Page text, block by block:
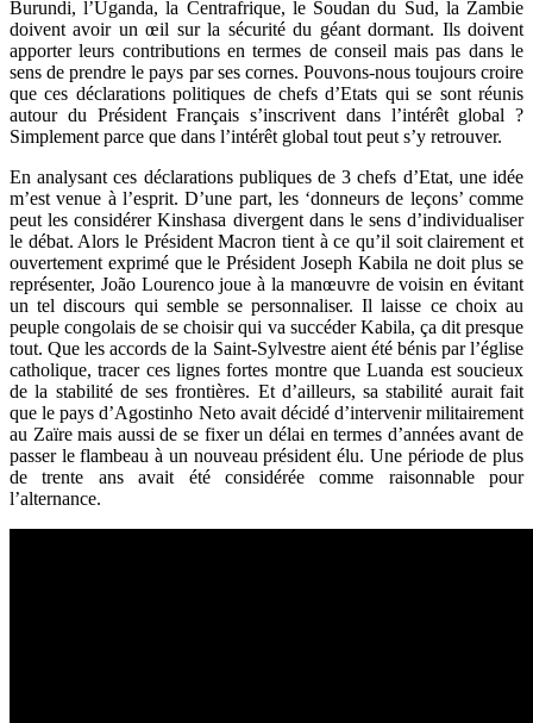
Burundi, l’Uganda, la Centrafrique, le Soudan du Sud, la Zambie
doivent avoir un œil sur la sécurité du géant dormant. Ils doivent
apporter leurs contributions en termes de conseil mais pas dans le
sens de prendre le pays par ses cornes. Pouvons-nous toujours croire
que ces déclarations politiques de chefs d’Etats qui se sont réunis
autour du Président Français s’inscrivent dans l’intérêt global ?
Simplement parce que dans l’intérêt global tout peut s’y retrouver.
En analysant ces déclarations publiques de 3 chefs d’Etat, une idée
m’est venue à l’esprit. D’une part, les ‘donneurs de leçons’ comme
peut les considérer Kinshasa divergent dans le sens d’individualiser
le débat. Alors le Président Macron tient à ce qu’il soit clairement et
ouvertement exprimé que le Président Joseph Kabila ne doit plus se
représenter, João Lourenco joue à la manœuvre de voisin en évitant
un tel discours qui semble se personnaliser. Il laisse ce choix au
peuple congolais de se choisir qui va succéder Kabila, ça dit presque
tout. Que les accords de la Saint-Sylvestre aient été bénis par l’église
catholique, tracer ces lignes fortes montre que Luanda est soucieux
de la stabilité de ses frontières. Et d’ailleurs, sa stabilité aurait fait
que le pays d’Agostinho Neto avait décidé d’intervenir militairement
au Zaïre mais aussi de se fixer un délai en termes d’années avant de
passer le flambeau à un nouveau président élu. Une période de plus
de trente ans avait été considérée comme raisonnable pour
l’alternance.